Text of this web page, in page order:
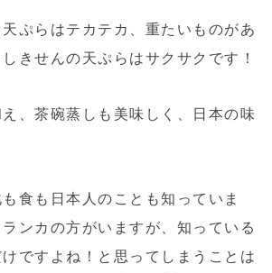
ぷらはテカテカ、重たいものがあ
きせんの天ぷらはサクサクです！
、茶碗蒸しも美味しく、日本の味
食も日本人のことも知っていま
ンカの方がいますが、知っている
ですよね！と思ってしまうことは